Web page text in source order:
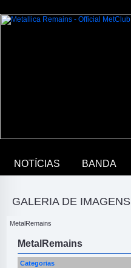
NOTÍCIAS BANDA
GALERIA DE IMAGENS
MetalRemains
MetalRemains
Categorias